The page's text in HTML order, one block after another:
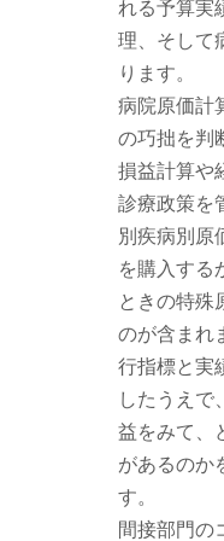
れる予算実
理、そして
ります。
病院原価計
の巧拙を判
損益計算や
診療政策を
別疾病別原
を購入する
ときの特殊
のが含まれ
行指標と実
したうえで
益をみて、
があるのか
す。
間接部門の